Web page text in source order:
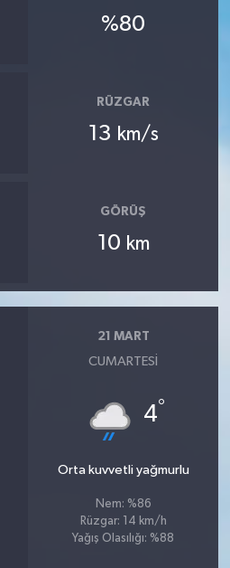
%80
RÜZGAR
13 km/s
GÖRÜŞ
10 km
21 MART
CUMARTESI
4°
Orta kuvvetli yağmurlu
Nem: %86
Rüzgar: 14 km/h
Yağış Olasılığı: %88